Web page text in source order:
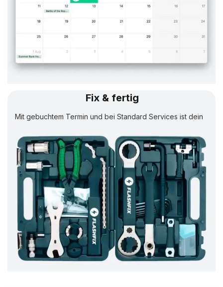
Fix & fertig
Mit gebuchtem Termin und bei Standard Services ist dein